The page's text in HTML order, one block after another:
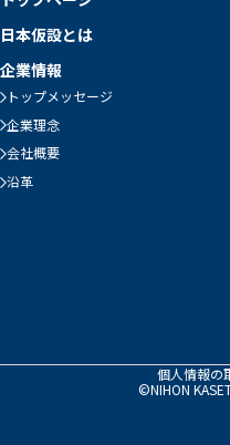
日本仮設とは
企業情報
トップメッセージ
企業理念
会社概要
沿革
個人情報の
©NIHON